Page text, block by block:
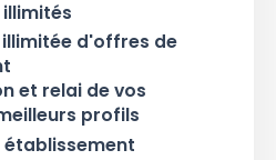
d'offres de
et relai de vos
profils
établissement